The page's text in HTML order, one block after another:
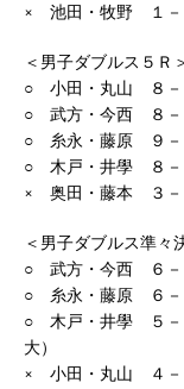
× 池田・牧野 １－
＜男子ダブルス５Ｒ
○ 小田・丸山 ８－
○ 武方・今西 ８－
○ 糸永・藤原 ９－
○ 木戸・井學 ８－
× 奥田・藤本 ３－
＜男子ダブルス準々
○ 武方・今西 ６－
○ 糸永・藤原 ６－
○ 木戸・井學 ５
大）
× 小田・丸山 ４－